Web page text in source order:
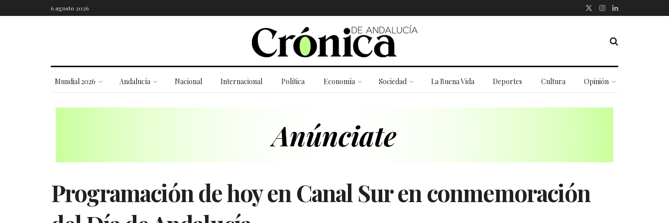
6 agosto 2026
Mundial 2026 Andalucía Nacional Internacional Política Economía Sociedad La Buena Vida Deportes Cultura Opinión
Programación de hoy en Canal Sur en conmemoración